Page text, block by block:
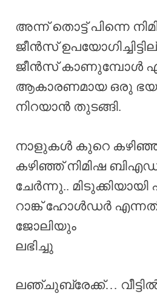
അന്ന് തൊട്ട് പിന്നെ
ജീൻസ്
ജീൻസ് കാണുമ്പോൾ
ആകാരണമായ ഒരു
നിറയാൻ തുടങ്ങി.
നാളുകൾ കുറെ
കഴിഞ്ഞ് നിമിഷ ബിഎഡ്
ചേർന്നു.. മിടുക്കിയായി
റാങ്ക് ഹോൾഡർ
ജോലിയും
ലഭിച്ചു
ലഞ്ചുബ്രേക്ക്…